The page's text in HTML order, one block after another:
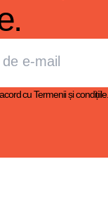
cuTermenii și condițiile.